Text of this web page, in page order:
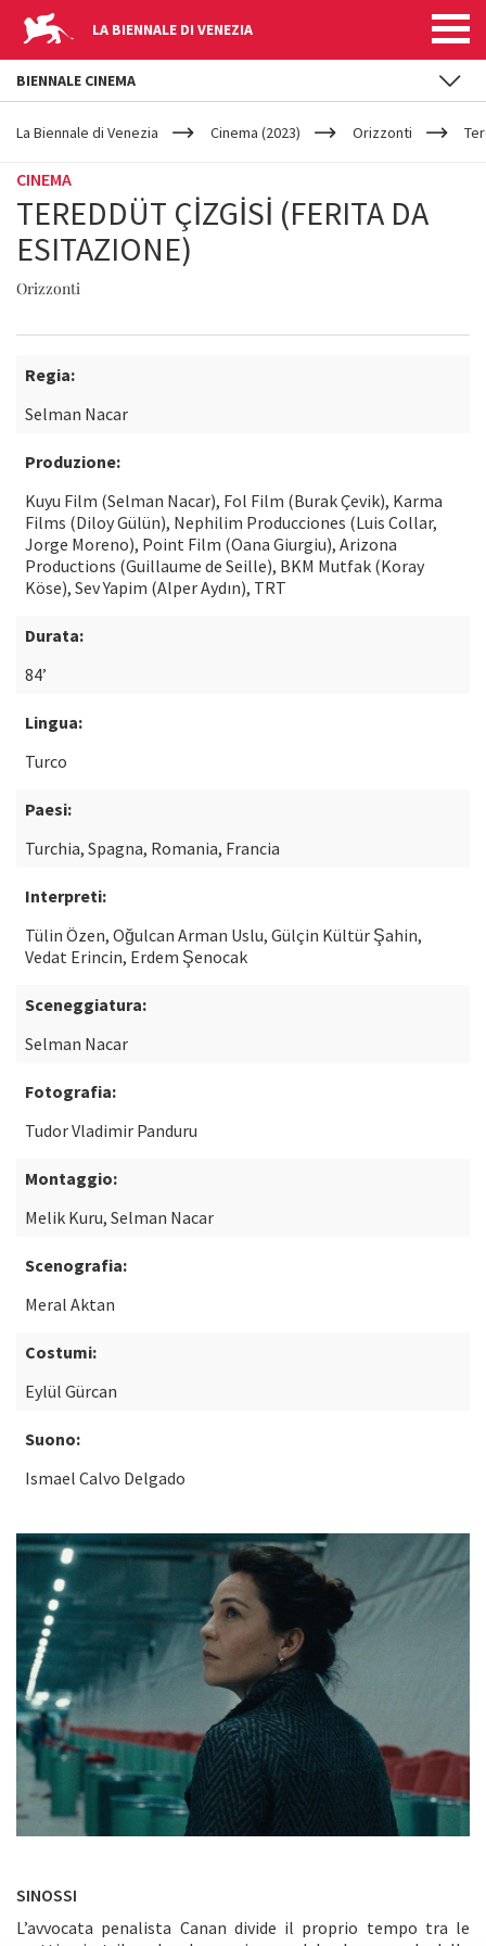
LA BIENNALE DI VENEZIA
YOUR
ARE
La Biennale di Venezia Cinema (2023) Orizzonti
CINEMA
TEREDDÜT ÇİZGİSİ (FERITA DA
ESITAZIONE)
Orizzonti
Regia:
Selman Nacar
Produzione:
Kuyu Film (Selman Nacar), Fol Film (Burak Çevik), Karma
Films (Diloy Gülün), Nephilim Producciones (Luis Collar,
Jorge Moreno), Point Film (Oana Giurgiu), Arizona
Productions (Guillaume de Seille), BKM Mutfak (Koray
Köse), Sev Yapim (Alper Aydın), TRT
Durata:
84’
Lingua:
Turco
Paesi:
Turchia, Spagna, Romania, Francia
Interpreti:
Tülin Özen, Oğulcan Arman Uslu, Gülçin Kültür Şahin,
Vedat Erincin, Erdem Şenocak
Sceneggiatura:
Selman Nacar
Fotografia:
Tudor Vladimir Panduru
Montaggio:
Melik Kuru, Selman Nacar
Scenografia:
Meral Aktan
Costumi:
Eylül Gürcan
Suono:
Ismael Calvo Delgado
SINOSSI
L’avvocata penalista Canan divide il proprio tempo tra le
BIENNALE CINEMA